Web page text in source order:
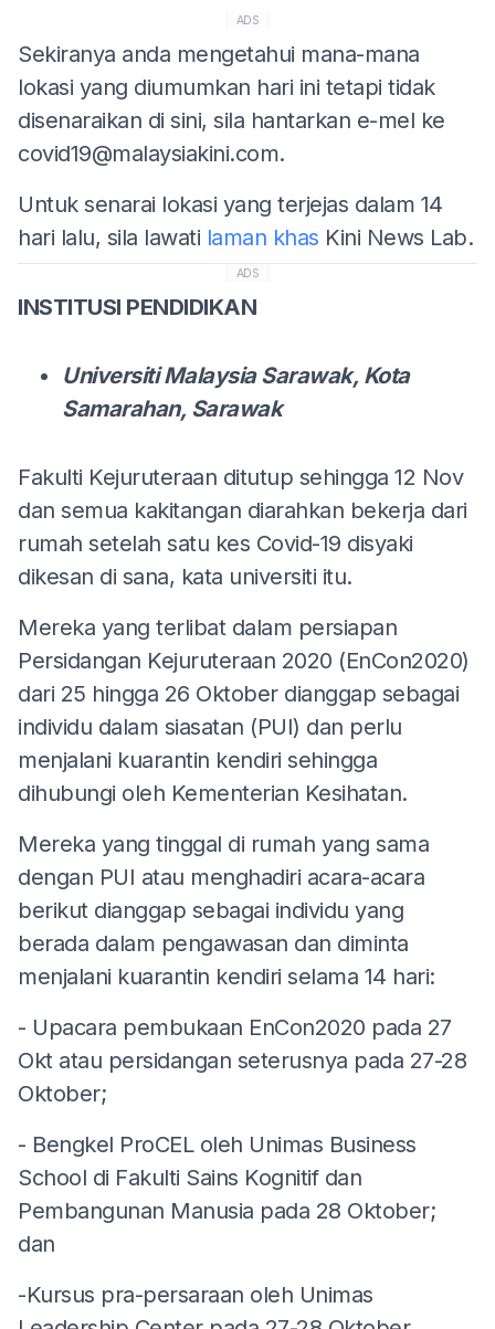
ADS
Sekiranya anda mengetahui mana-mana
lokasi yang diumumkan hari ini tetapi tidak
disenaraikan di sini, sila hantarkan e-mel ke
covid19@malaysiakini.com.
Untuk senarai lokasi yang terjejas dalam 14
hari lalu, sila lawati laman khas Kini News Lab.
ADS
INSTITUSI PENDIDIKAN
Universiti Malaysia Sarawak, Kota
Samarahan, Sarawak
Fakulti Kejuruteraan ditutup sehingga 12 Nov
dan semua kakitangan diarahkan bekerja dari
rumah setelah satu kes Covid-19 disyaki
dikesan di sana, kata universiti itu.
Mereka yang terlibat dalam persiapan
Persidangan Kejuruteraan 2020 (EnCon2020)
dari 25 hingga 26 Oktober dianggap sebagai
individu dalam siasatan (PUI) dan perlu
menjalani kuarantin kendiri sehingga
dihubungi oleh Kementerian Kesihatan.
Mereka yang tinggal di rumah yang sama
dengan PUI atau menghadiri acara-acara
berikut dianggap sebagai individu yang
berada dalam pengawasan dan diminta
menjalani kuarantin kendiri selama 14 hari:
- Upacara pembukaan EnCon2020 pada 27
Okt atau persidangan seterusnya pada 27-28
Oktober;
- Bengkel ProCEL oleh Unimas Business
School di Fakulti Sains Kognitif dan
Pembangunan Manusia pada 28 Oktober;
dan
-Kursus pra-persaraan oleh Unimas